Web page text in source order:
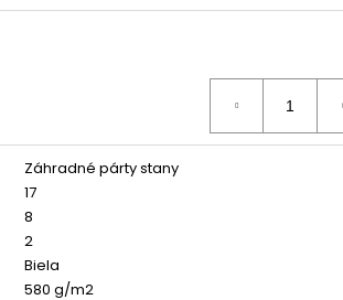
Záhradné párty stany
17
8
2
Biela
580 g/m2